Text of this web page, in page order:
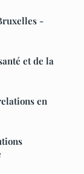
-
et de la
en